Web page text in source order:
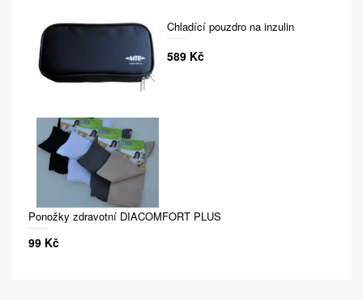
Chladící pouzdro na inzulin
589 Kč
Ponožky zdravotní DIACOMFORT PLUS
99 Kč